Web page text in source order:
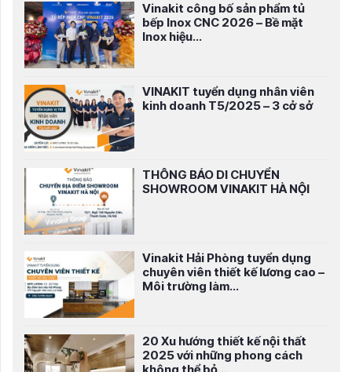
Vinakit công bố sản phẩm tủ
bếp Inox CNC 2026 – Bề mặt
Inox hiệu...
VINAKIT tuyển dụng nhân viên
kinh doanh T5/2025 – 3 cở sở
THÔNG BÁO DI CHUYỂN
SHOWROOM VINAKIT HÀ NỘI
Vinakit Hải Phòng tuyển dụng
chuyên viên thiết kế lương cao –
Môi trường làm...
20 Xu hướng thiết kế nội thất
2025 với những phong cách